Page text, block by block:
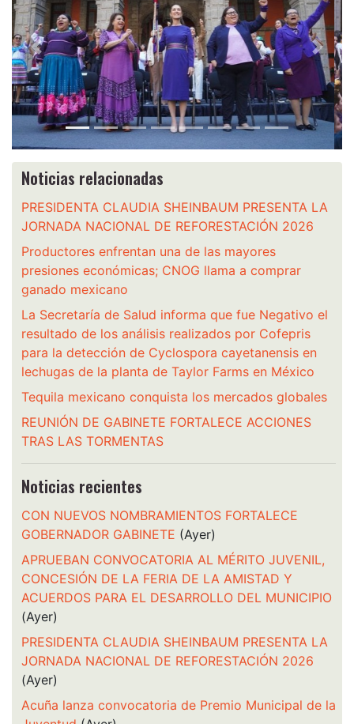
Anterior
Noticias relacionadas
PRESIDENTA CLAUDIA SHEINBAUM PRESENTA LA
JORNADA NACIONAL DE REFORESTACIÓN 2026
Productores enfrentan una de las mayores
presiones económicas; CNOG llama a comprar
ganado mexicano
La Secretaría de Salud informa que fue Negativo el
resultado de los análisis realizados por Cofepris
para la detección de Cyclospora cayetanensis en
lechugas de la planta de Taylor Farms en México
Tequila mexicano conquista los mercados globales
REUNIÓN DE GABINETE FORTALECE ACCIONES
TRAS LAS TORMENTAS
Noticias recientes
CON NUEVOS NOMBRAMIENTOS FORTALECE
GOBERNADOR GABINETE (Ayer)
APRUEBAN CONVOCATORIA AL MÉRITO JUVENIL,
CONCESIÓN DE LA FERIA DE LA AMISTAD Y
ACUERDOS PARA EL DESARROLLO DEL MUNICIPIO
(Ayer)
PRESIDENTA CLAUDIA SHEINBAUM PRESENTA LA
JORNADA NACIONAL DE REFORESTACIÓN 2026
(Ayer)
Acuña lanza convocatoria de Premio Municipal de la